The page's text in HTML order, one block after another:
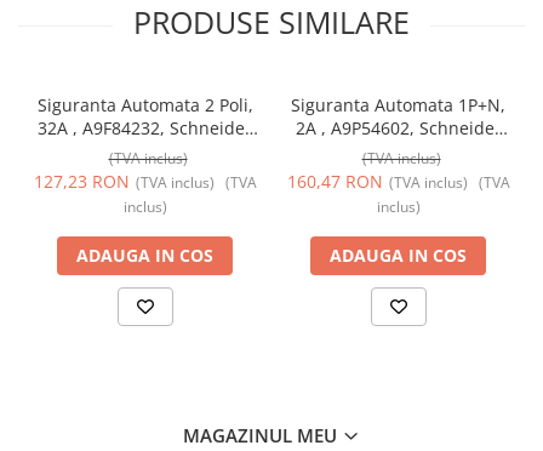
PRODUSE SIMILARE
Siguranta Automata 2 Poli,
32A , A9F84232, Schneider
Electric
(TVA inclus)
127,23 RON (TVA inclus) (TVA
inclus)
ADAUGA IN COS
Siguranta Automata 1P+N,
2A , A9P54602, Schneider
Electric
(TVA inclus)
160,47 RON (TVA inclus) (TVA
inclus)
ADAUGA IN COS
MAGAZINUL MEU